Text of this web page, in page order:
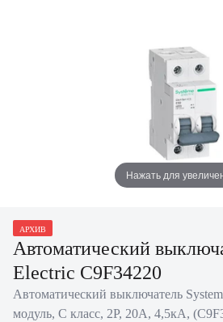
Нажать для
АРХИВ
Автоматический
Electric C9F34220
Автоматический выключатель
модуль, C класс, 2P, 20А, 4,5кА,